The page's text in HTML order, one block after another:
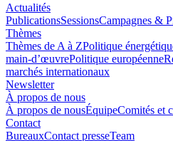
Actualités
PublicationsSessionsCampagnes &
Thèmes
Thèmes de A à ZPolitique
main-d’œuvrePolitique européenne
marchés internationaux
Newsletter
À propos de nous
À propos de nousÉquipeComités et
Contact
BureauxContact presseTeam